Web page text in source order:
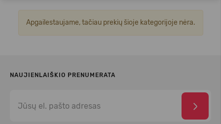
Apgailestaujame, tačiau prekių šioje kategorijoje nėra.
NAUJIENLAIŠKIO PRENUMERATA